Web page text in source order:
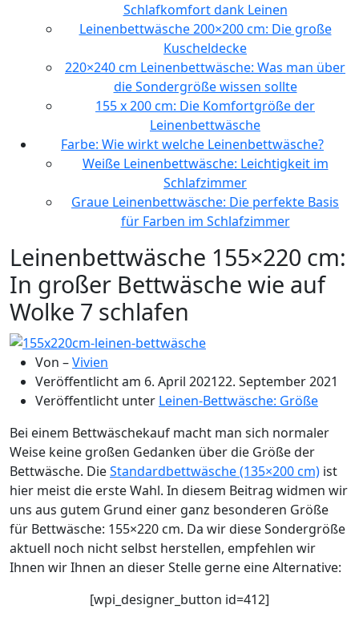
Schlafkomfort dank Leinen
Leinenbettwäsche 200×200 cm: Die große
Kuscheldecke
220×240 cm Leinenbettwäsche: Was man über
die Sondergröße wissen sollte
155 x 200 cm: Die Komfortgröße der
Leinenbettwäsche
Farbe: Wie wirkt welche Leinenbettwäsche?
Weiße Leinenbettwäsche: Leichtigkeit im
Schlafzimmer
Graue Leinenbettwäsche: Die perfekte Basis
für Farben im Schlafzimmer
Leinenbettwäsche 155×220 cm:
In großer Bettwäsche wie auf
Wolke 7 schlafen
Von –Vivien
Veröffentlicht am 6. April 202122. September 2021
Veröffentlicht unter Leinen-Bettwäsche: Größe
Bei einem Bettwäschekauf macht man sich normaler
Weise keine großen Gedanken über die Größe der
Bettwäsche. DieStandardbettwäsche (135×200 cm) ist
hier meist die erste Wahl. In diesem Beitrag widmen wir
uns aus gutem Grund einer ganz besonderen Größe
für Bettwäsche: 155×220 cm. Da wir diese Sondergröße
aktuell noch nicht selbst herstellen, empfehlen wir
Ihnen wir Ihnen an dieser Stelle gerne eine Alternative:
[wpi_designer_button id=412]